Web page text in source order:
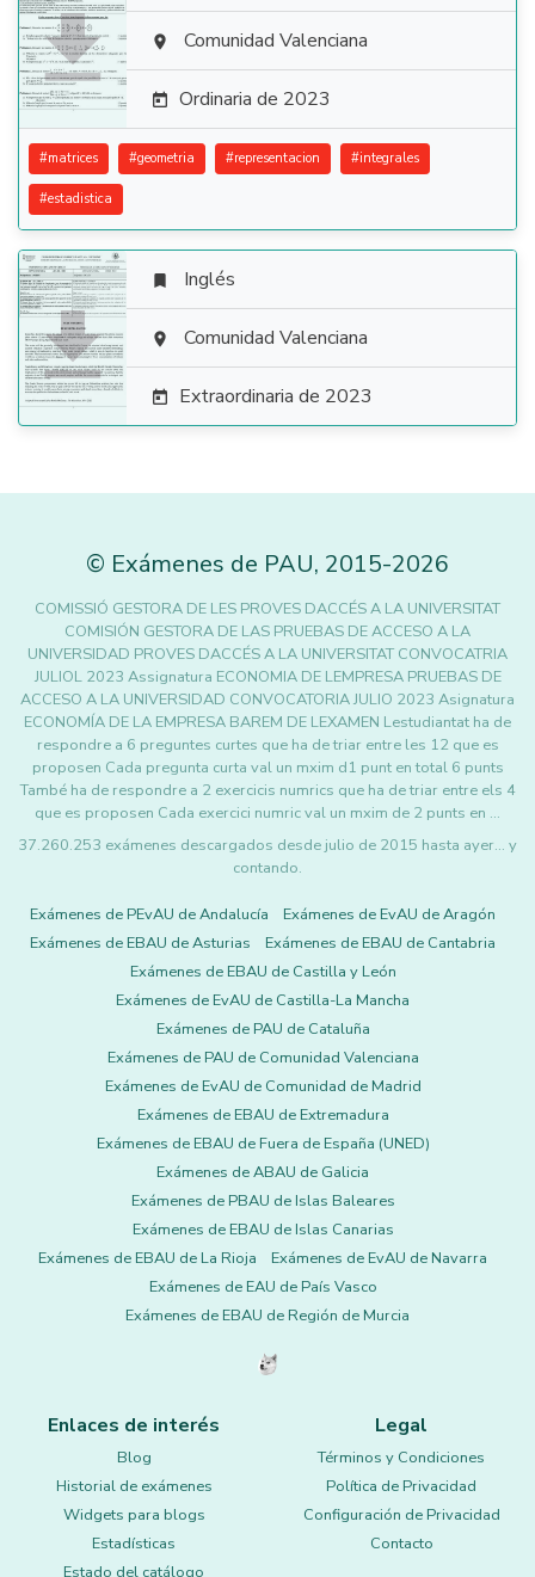
  Comunidad Valenciana
 Ordinaria de 2023
#matrices #geometria #representacion #integrales
#estadistica

 Inglés
 Comunidad Valenciana
 Extraordinaria de 2023
© Exámenes de PAU, 2015-2026
COMISSIÓ GESTORA DE LES PROVES DACCÉS A LA UNIVERSITAT
COMISIÓN GESTORA DE LAS PRUEBAS DE ACCESO A LA
UNIVERSIDAD PROVES DACCÉS A LA UNIVERSITAT CONVOCATRIA
JULIOL 2023 Assignatura ECONOMIA DE LEMPRESA PRUEBAS DE
ACCESO A LA UNIVERSIDAD CONVOCATORIA JULIO 2023 Asignatura
ECONOMÍA DE LA EMPRESA BAREM DE LEXAMEN Lestudiantat ha de
respondre a 6 preguntes curtes que ha de triar entre les 12 que es
proposen Cada pregunta curta val un mxim d1 punt en total 6 punts
També ha de respondre a 2 exercicis numrics que ha de triar entre els 4
que es proposen Cada exercici numric val un mxim de 2 punts en …
37.260.253 exámenes descargados desde julio de 2015 hasta ayer... y
contando.
Exámenes de PEvAU de Andalucía
Exámenes de EvAU de Aragón
Exámenes de EBAU de Asturias
Exámenes de EBAU de Cantabria
Exámenes de EBAU de Castilla y León
Exámenes de EvAU de Castilla-La Mancha
Exámenes de PAU de Cataluña
Exámenes de PAU de Comunidad Valenciana
Exámenes de EvAU de Comunidad de Madrid
Exámenes de EBAU de Extremadura
Exámenes de EBAU de Fuera de España (UNED)
Exámenes de ABAU de Galicia
Exámenes de PBAU de Islas Baleares
Exámenes de EBAU de Islas Canarias
Exámenes de EBAU de La Rioja
Exámenes de EvAU de Navarra
Exámenes de EAU de País Vasco
Exámenes de EBAU de Región de Murcia
Enlaces de interés
Blog
Historial de exámenes
Widgets para blogs
Estadísticas
Estado del catálogo
Legal
Términos y Condiciones
Política de Privacidad
Configuración de Privacidad
Contacto